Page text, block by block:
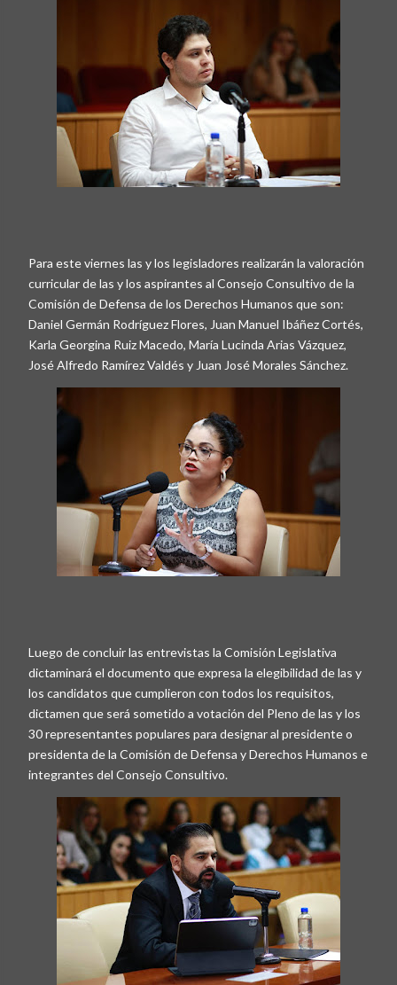
Para este viernes las y los legisladores realizarán la valoración
curricular de las y los aspirantes al Consejo Consultivo de la
Comisión de Defensa de los Derechos Humanos que son:
Daniel Germán Rodríguez Flores, Juan Manuel Ibáñez Cortés,
Karla Georgina Ruiz Macedo, María Lucinda Arias Vázquez,
José Alfredo Ramírez Valdés y Juan José Morales Sánchez.
Luego de concluir las entrevistas la Comisión Legislativa
dictaminará el documento que expresa la elegibilidad de las y
los candidatos que cumplieron con todos los requisitos,
dictamen que será sometido a votación del Pleno de las y los
30 representantes populares para designar al presidente o
presidenta de la Comisión de Defensa y Derechos Humanos e
integrantes del Consejo Consultivo.